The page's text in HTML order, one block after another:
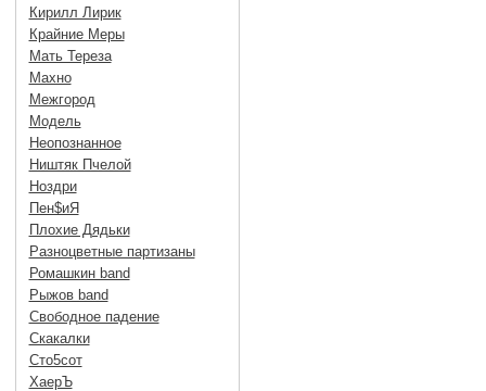
Кирилл Лирик
Крайние Меры
Мать Тереза
Махно
Межгород
Модель
Неопознанное
Ништяк Пчелой
Ноздри
Пен$иЯ
Плохие Дядьки
Разноцветные партизаны
Ромашкин band
Рыжов band
Свободное падение
Скакалки
Сто5сот
ХаерЪ